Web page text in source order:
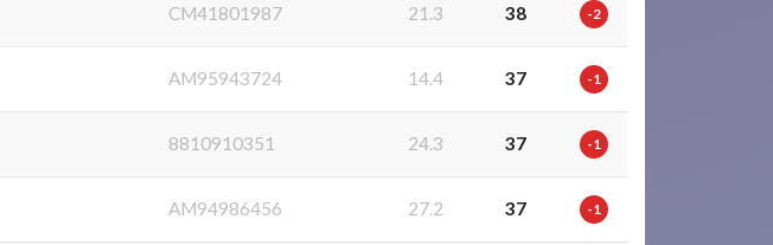
CM41801987 21.3 38 -2
AM95943724 14.4 37 -1
8810910351 24.3 37 -1
AM94986456 27.2 37 -1